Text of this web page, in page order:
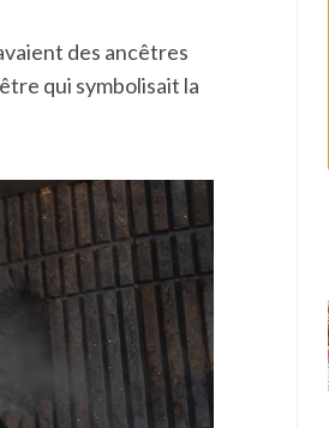
des ancêtres
qui symbolisait la